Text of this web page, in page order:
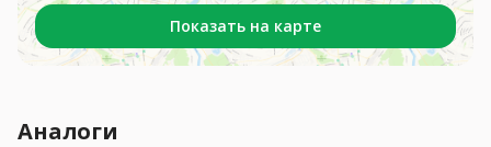
Показать на карте
Аналоги